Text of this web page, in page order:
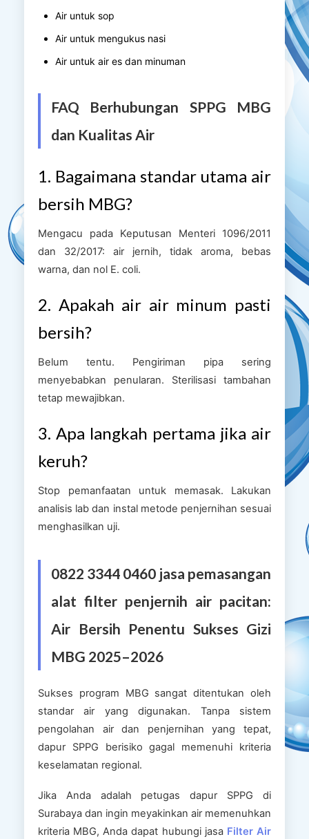
Air untuk sop
Air untuk mengukus nasi
Air untuk air es dan minuman
FAQ Berhubungan SPPG MBG
dan Kualitas Air
1. Bagaimana standar utama air
bersih MBG?
Mengacu pada Keputusan Menteri 1096/2011
dan 32/2017: air jernih, tidak aroma, bebas
warna, dan nol E. coli.
2. Apakah air air minum pasti
bersih?
Belum tentu. Pengiriman pipa sering
menyebabkan penularan. Sterilisasi tambahan
tetap mewajibkan.
3. Apa langkah pertama jika air
keruh?
Stop pemanfaatan untuk memasak. Lakukan
analisis lab dan instal metode penjernihan sesuai
menghasilkan uji.
0822 3344 0460 jasa pemasangan
alat filter penjernih air pacitan:
Air Bersih Penentu Sukses Gizi
MBG 2025–2026
Sukses program MBG sangat ditentukan oleh
standar air yang digunakan. Tanpa sistem
pengolahan air dan penjernihan yang tepat,
dapur SPPG berisiko gagal memenuhi kriteria
keselamatan regional.
Jika Anda adalah petugas dapur SPPG di
Surabaya dan ingin meyakinkan air memenuhkan
kriteria MBG, Anda dapat hubungi jasa Filter Air